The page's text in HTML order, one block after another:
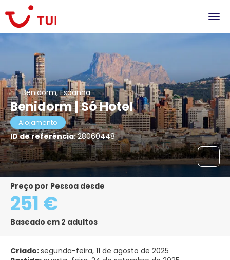
Benidorm, Espanha
Benidorm | Só Hotel
Alojamento
ID de referência:28060448
Preço por Pessoa desde
251 €
Baseado em 2 adultos
Criado:segunda-feira, 11 de agosto de 2025